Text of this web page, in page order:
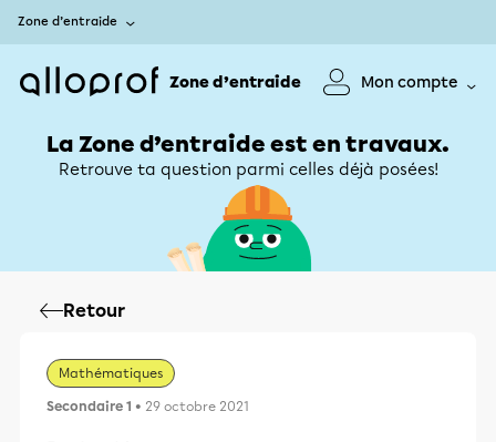
Zone d’entraide
Zone d’entraide Mon compte
La Zone d’entraide est en travaux.
Retrouve ta question parmi celles déjà posées!
Retour
Mathématiques
Secondaire 1 • 29 octobre 2021